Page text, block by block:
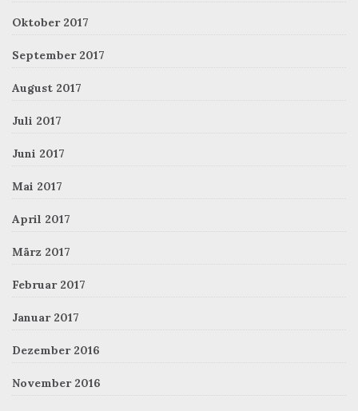
Oktober 2017
September 2017
August 2017
Juli 2017
Juni 2017
Mai 2017
April 2017
März 2017
Februar 2017
Januar 2017
Dezember 2016
November 2016